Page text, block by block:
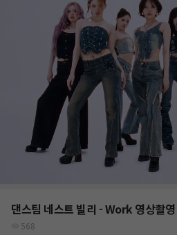
댄스팀 네스트 빌리 - Work 영상촬
568